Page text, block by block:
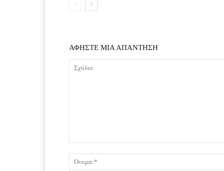
ΑΦΗΣΤΕ ΜΙΑ ΑΠΑΝΤΗΣΗ